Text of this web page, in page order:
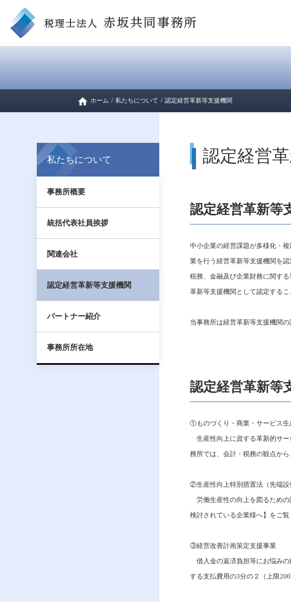
ホーム / 私たちについて / 認定経営革新等支援機関
認定経営
認定経営革新等
中小企業の経営課題が多様化・
業を行う経営革新等支援機関を
税務、金融及び企業財務に関す
革新等支援機関として認定する
当事務所は経営革新等支援機関
認定経営革新等
①ものづくり・商業・サービス生
生産性向上に資する革新的サー
務所では、会計・税務の観点か
②生産性向上特別措置法（先端設
労働生産性の向上を図るための
検討されている企業様へ】をご覧
③経営改善計画策定支援事業
借入金の返済負担等にお悩みの
する支払費用の3分の２（上限
私たちについて
事務所概要
統括代表社員挨拶
関連会社
認定経営革新等支援機関
パートナー紹介
事務所所在地